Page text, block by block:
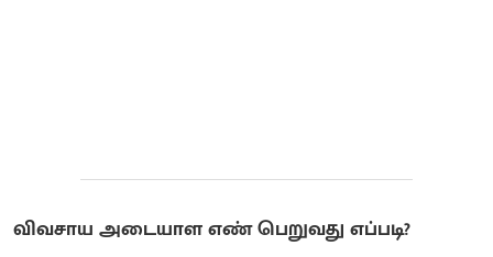
விவசாய அடையாள எண் பெறுவது எப்படி?